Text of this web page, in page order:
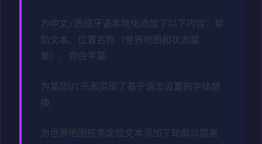
为中文/西班牙语本地化添加了以下内容：帮
助文本、位置名称（世界地图和状态菜
单）、旁白字幕
为某些UI元素实现了基于语言设置的字体替
换
为世界地图任务定位文本添加了轮廓以提高